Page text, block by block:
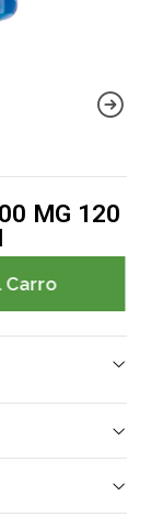
MG 120